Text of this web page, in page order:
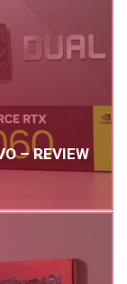
– REVIEW